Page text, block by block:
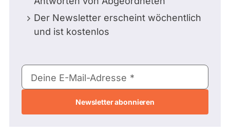
Der Newsletter erscheint wöchentlich
und ist kostenlos
E-
Mail-
Deine E-Mail-Adresse